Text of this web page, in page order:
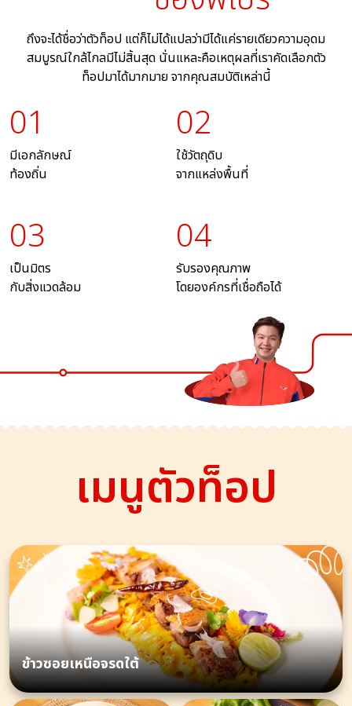
ถึงจะได้ชื่อว่าตัวท็อป แต่ก็ไม่ได้แปลว่ามีได้แค่รายเดียวความอุดม
สมบูรณ์ใกล้ไกลมีไม่สิ้นสุด นั่นแหละคือเหตุผลที่เราคัดเลือกตัว
ท็อปมาได้มากมาย จากคุณสมบัติเหล่านี้
01
มีเอกลักษณ์
ท้องถิ่น
02
ใช้วัตถุดิบ
จากแหล่งพื้นที่
03
เป็นมิตร
กับสิ่งแวดล้อม
04
รับรองคุณภาพ
โดยองค์กรที่เชื่อถือได้
เมนูตัวท็อป
ข้าวซอยเหนือจรดใต้